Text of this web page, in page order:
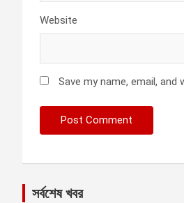
Website
Save my name, email,
সর্বশেষ খবর